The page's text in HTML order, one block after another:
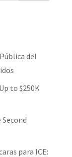
del
to $250K
para ICE: